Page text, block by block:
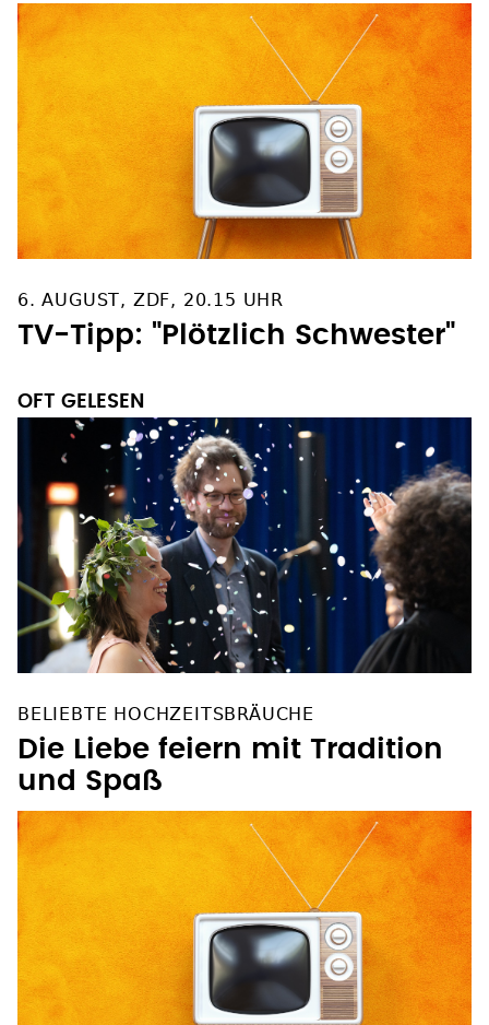
6. AUGUST, ZDF, 20.15 UHR
TV-Tipp: "Plötzlich Schwester"
OFT GELESEN
BELIEBTE HOCHZEITSBRÄUCHE
Die Liebe feiern mit Tradition
und Spaß